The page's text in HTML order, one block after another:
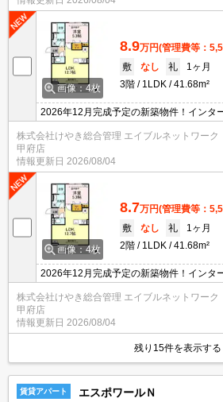
画像：4枚
8.9万円(管理費等：
敷
なし 礼
1ヶ月
3階
1LDK 41.68m²
2026年12月完成予定の新築物件！インタ
株式会社けやき総合管理 エイブルネットワーク
甲府店
情報更新日 2026/08/04
画像：4枚
8.7万円(管理費等：
敷
なし 礼
1ヶ月
2階
1LDK 41.68m²
2026年12月完成予定の新築物件！インタ
株式会社けやき総合管理 エイブルネットワーク
甲府店
情報更新日 2026/08/04
残り15件を表示する
賃貸アパート エスポワールＮ